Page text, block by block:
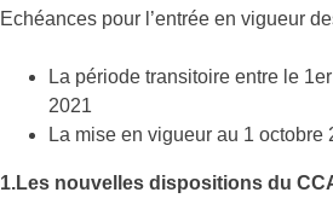
Echéances pour l’entrée en vigueur
La période transitoire entre le
2021
La mise en vigueur au 1 octobre
1.Les nouvelles dispositions du